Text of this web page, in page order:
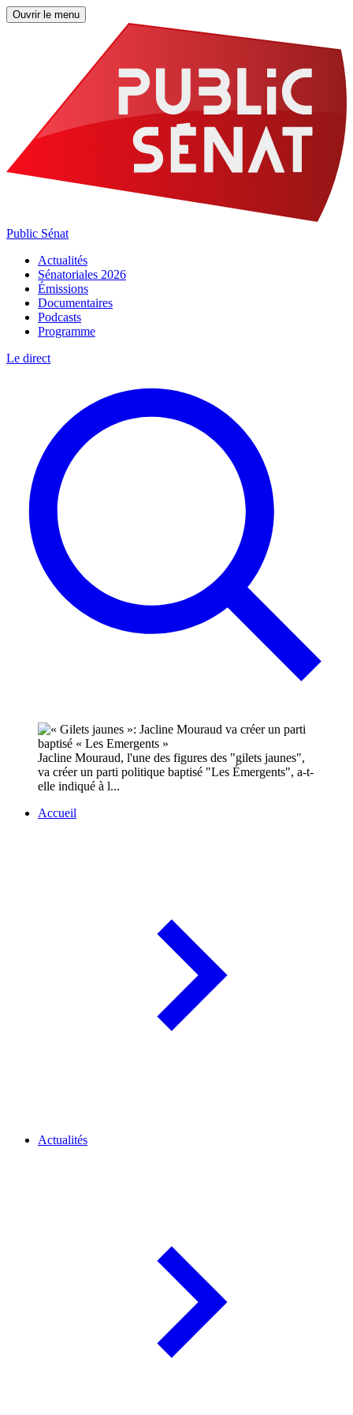
Ouvrir le menu
Public Sénat
Actualités
Sénatoriales 2026
Émissions
Documentaires
Podcasts
Programme
Le direct
Jacline Mouraud, l'une des figures des "gilets jaunes",
va créer un parti politique baptisé "Les Émergents", a-t-
elle indiqué à l...
Accueil
Actualités